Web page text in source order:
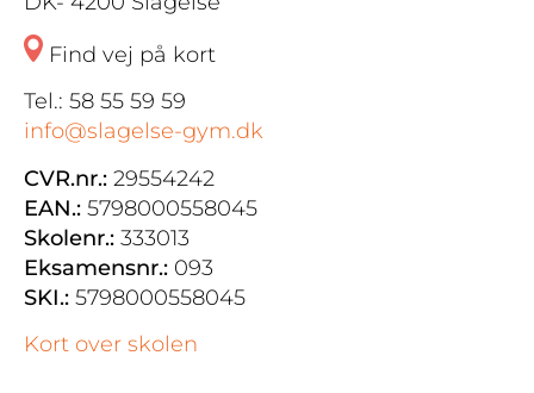
Find vej på kort
Tel.: 58 55 59 59
info@slagelse-gym.dk
CVR.nr.: 29554242
EAN.: 5798000558045
Skolenr.: 333013
Eksamensnr.: 093
SKI.: 5798000558045
Kort over skolen